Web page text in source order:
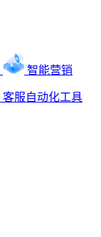
智能营销
客服自动化工具